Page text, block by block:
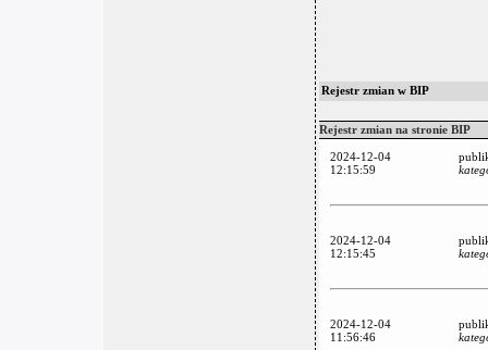
Rejestr zmian w BIP
Rejestr zmian na stronie BIP
2024-12-04
12:15:59
2024-12-04
12:15:45
2024-12-04
11:56:46